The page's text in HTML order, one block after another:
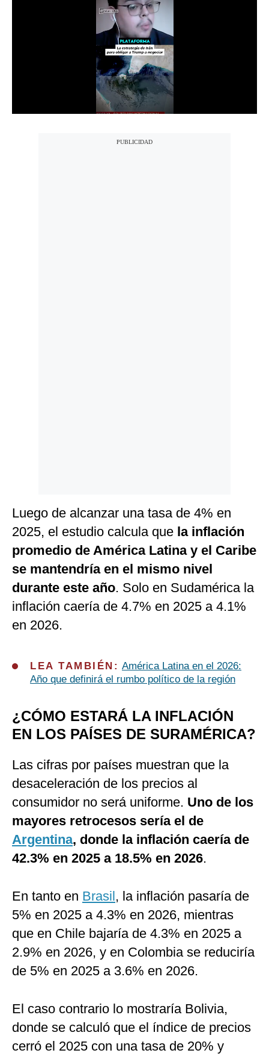
Luego de alcanzar una tasa de 4% en
2025, el estudio calcula que la inflación
promedio de América Latina y el Caribe
se mantendría en el mismo nivel
durante este año. Solo en Sudamérica la
inflación caería de 4.7% en 2025 a 4.1%
en 2026.
LEA TAMBIÉN: América Latina en el 2026:
Año que definirá el rumbo político de la región
¿CÓMO ESTARÁ LA INFLACIÓN
EN LOS PAÍSES DE SURAMÉRICA?
Las cifras por países muestran que la
desaceleración de los precios al
consumidor no será uniforme. Uno de los
mayores retrocesos sería el de
Argentina, donde la inflación caería de
42.3% en 2025 a 18.5% en 2026.
En tanto en Brasil, la inflación pasaría de
5% en 2025 a 4.3% en 2026, mientras
que en Chile bajaría de 4.3% en 2025 a
2.9% en 2026, y en Colombia se reduciría
de 5% en 2025 a 3.6% en 2026.
El caso contrario lo mostraría Bolivia,
donde se calculó que el índice de precios
cerró el 2025 con una tasa de 20% y